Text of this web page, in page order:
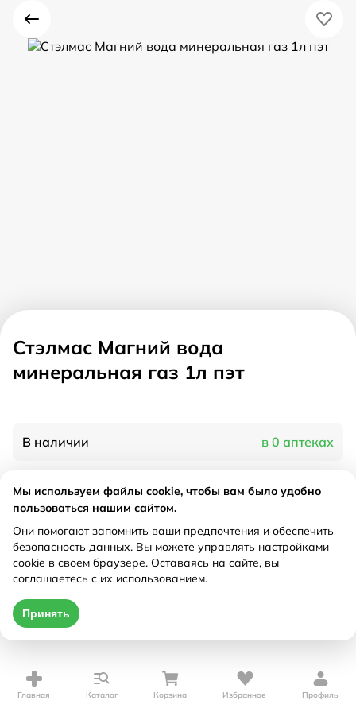
Стэлмас Магний вода
минеральная газ 1л пэт
В наличии в 0 аптеках
Характеристики
Рецепт Не требуется
Цена действительна только при оформлении онлайн
Главная Каталог Корзина Избранное Профиль
Мы используем файлы cookie, чтобы вам было удобно
пользоваться нашим сайтом.
Они помогают запомнить ваши предпочтения и обеспечить
безопасность данных. Вы можете управлять настройками
cookie в своем браузере. Оставаясь на сайте, вы
соглашаетесь с их использованием.
Принять